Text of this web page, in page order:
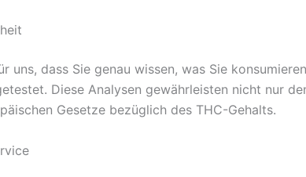
uns, dass Sie genau wissen, was Sie
Diese Analysen gewährleisten nicht nur
Gesetze bezüglich des THC-Gehalts.